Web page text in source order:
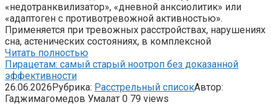
«недотранквилизатор», «дневной анксиолитик» или
«адаптоген с противотревожной активностью».
Применяется при тревожных расстройствах, нарушениях
сна, астенических состояниях, в комплексной
Читать полностью
Пирацетам: самый старый ноотроп без доказанной
эффективности
26.06.2026Рубрика: Расстрельный списокАвтор:
Гаджимагомедов Умалат 0 79 views